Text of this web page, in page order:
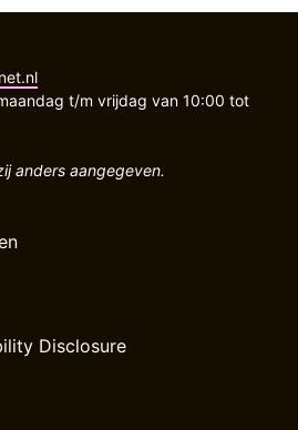
t/m vrijdag van 10:00 tot
anders aangegeven.
Disclosure